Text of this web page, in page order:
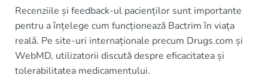
Recenziile și feedback-ul pacienților sunt importante
pentru a înțelege cum funcționează Bactrim în viața
reală. Pe site-uri internaționale precum Drugs.com și
WebMD, utilizatorii discută despre eficacitatea și
tolerabilitatea medicamentului.